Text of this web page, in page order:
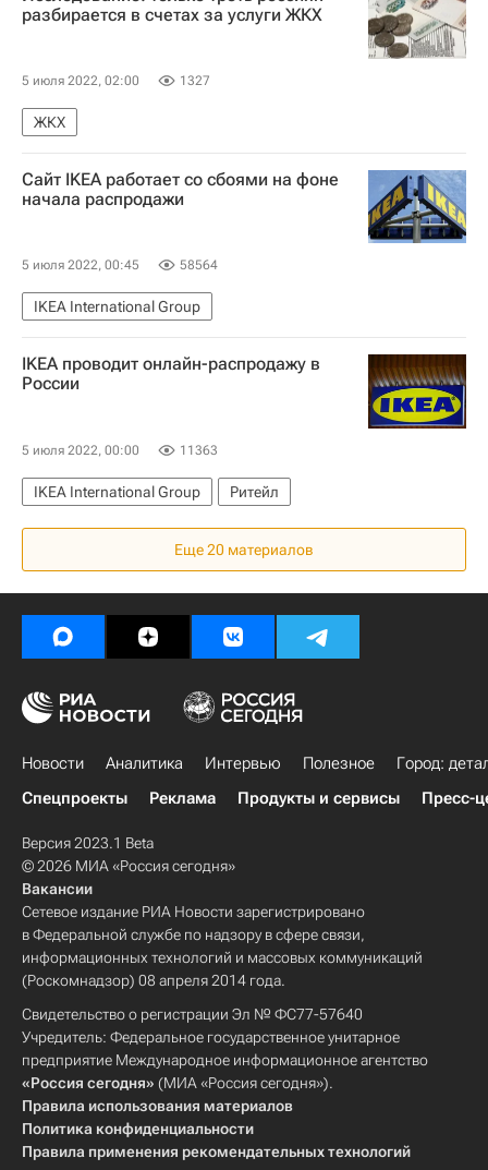
разбирается в счетах за услуги ЖКХ
5 июля 2022, 02:00 1327
ЖКХ
Сайт IKEA работает со сбоями на фоне
начала распродажи
5 июля 2022, 00:45 58564
IKEA International Group
IKEA проводит онлайн-распродажу в
России
5 июля 2022, 00:00 11363
IKEA International Group Ритейл
Еще 20 материалов
Новости Аналитика Интервью Полезное
Город:
Спецпроекты
Реклама Продукты и сервисы Пресс-
Версия 2023.1 Beta
© 2026 МИА «Россия сегодня»
Вакансии
Сетевое издание РИА Новости зарегистрировано
в Федеральной службе по надзору в сфере связи,
информационных технологий и массовых коммуникаций
(Роскомнадзор) 08 апреля 2014 года.
Свидетельство о регистрации Эл № ФС77-57640
Учредитель: Федеральное государственное унитарное
предприятие Международное информационное агентство
«Россия сегодня» (МИА «Россия сегодня»).
Правила использования материалов
Политика конфиденциальности
Правила применения рекомендательных технологий